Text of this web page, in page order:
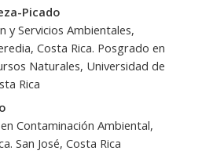
Picado
y Servicios Ambientales,
Costa Rica. Posgrado en
Naturales, Universidad de
Rica
Contaminación Ambiental,
San José, Costa Rica